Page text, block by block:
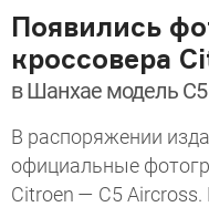
Появились
кроссовера
в Шанхае модель
В распоряжении
официальные
Citroen — C5